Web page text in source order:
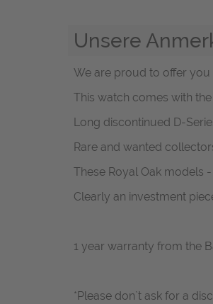
Unsere
We are proud to offer you
This watch comes with
Long discontinued D-
Rare and wanted
These Royal Oak models
Clearly an investment
1 year warranty from the
*Please don`t ask for a